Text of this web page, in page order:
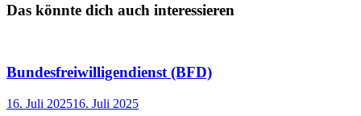
Das könnte dich auch interessieren
Bundesfreiwilligendienst (BFD)
16. Juli 202516. Juli 2025